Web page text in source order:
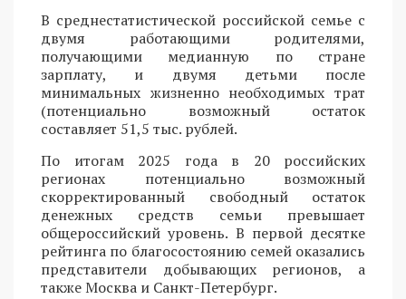
В среднестатистической российской семье с
двумя работающими родителями,
получающими медианную по стране
зарплату, и двумя детьми после
минимальных жизненно необходимых трат
(потенциально возможный остаток
составляет 51,5 тыс. рублей.
По итогам 2025 года в 20 российских
регионах потенциально возможный
скорректированный свободный остаток
денежных средств семьи превышает
общероссийский уровень. В первой десятке
рейтинга по благосостоянию семей оказались
представители добывающих регионов, а
также Москва и Санкт-Петербург.